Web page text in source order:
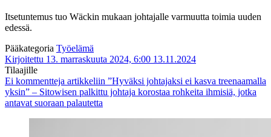
Itsetuntemus tuo Wäckin mukaan johtajalle varmuutta toimia uuden
edessä.
Pääkategoria Työelämä
Kirjoitettu 13. marraskuuta 2024, 6:00 13.11.2024
Tilaajille
Ei kommentteja artikkeliin ”Hyväksi johtajaksi ei kasva treenaamalla
yksin” – Sitowisen palkittu johtaja korostaa rohkeita ihmisiä, jotka
antavat suoraan palautetta